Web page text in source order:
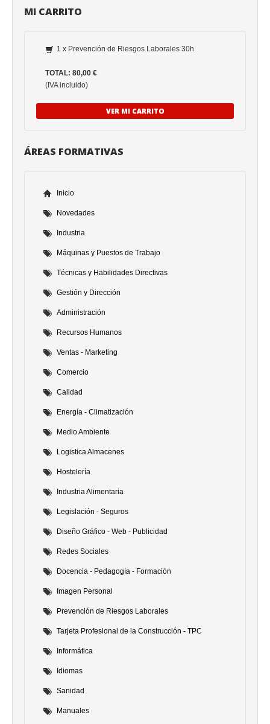
MI CARRITO
1 x Prevención de Riesgos Laborales 30h
TOTAL: 80,00 €
(IVA incluido)
VER MI CARRITO
ÁREAS FORMATIVAS
Inicio
Novedades
Industria
Máquinas y Puestos de Trabajo
Técnicas y Habilidades Directivas
Gestión y Dirección
Administración
Recursos Humanos
Ventas - Marketing
Comercio
Calidad
Energía - Climatización
Medio Ambiente
Logistica Almacenes
Hostelería
Industria Alimentaria
Legislación - Seguros
Diseño Gráfico - Web - Publicidad
Redes Sociales
Docencia - Pedagogía - Formación
Imagen Personal
Prevención de Riesgos Laborales
Tarjeta Profesional de la Construcción - TPC
Informática
Idiomas
Sanidad
Manuales